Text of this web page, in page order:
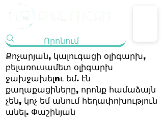
Քոչարյան, կալուգացի օլիգարխ,
բելառուսամետ օլիգարխ
ջախջախելnւ եմ. էն
քաղաքացիները, որոնք համաձայն
չեն, կոչ եմ անում հեղափոխություն
անել. Փաշինյան